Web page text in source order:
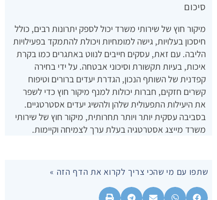
סיכום
מיקור חוץ של שירותי משרד יכול לספק יתרונות רבים, כולל
חיסכון בעלויות, גישה למומחיות ויכולת להתמקד בפעילויות
הליבה. עם זאת, עסקים חייבים לנווט באתגרים כמו בקרת
איכות, בעיות תקשורת וסיכוני אבטחה. על ידי בחירה
קפדנית של השותף הנכון, הגדרת יעדים ברורים וטיפוח
קשרים חזקים, חברות יכולות למנף מיקור חוץ כדי לשפר
את היעילות התפעולית שלהן ולהשיג יעדים אסטרטגיים.
בסביבה עסקית יותר ויותר תחרותית, מיקור חוץ של שירותי
משרד מייצג אסטרטגיה בעלת ערך לצמיחה וקיימות.
שתפו עם מי שהכי צריך לקרוא את הדף הזה »